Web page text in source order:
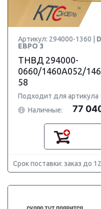
Артикул: 294000-1360 |
ЕВРО 3
ТНВД 294000-
0660/1460A052/
58
Подходит для артикула
Наличные:
77
Срок поставки: заказ до